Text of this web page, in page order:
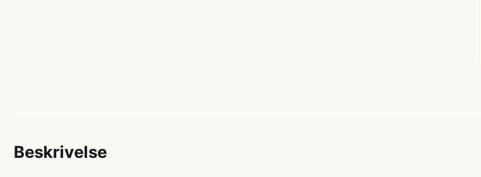
Beskrivelse